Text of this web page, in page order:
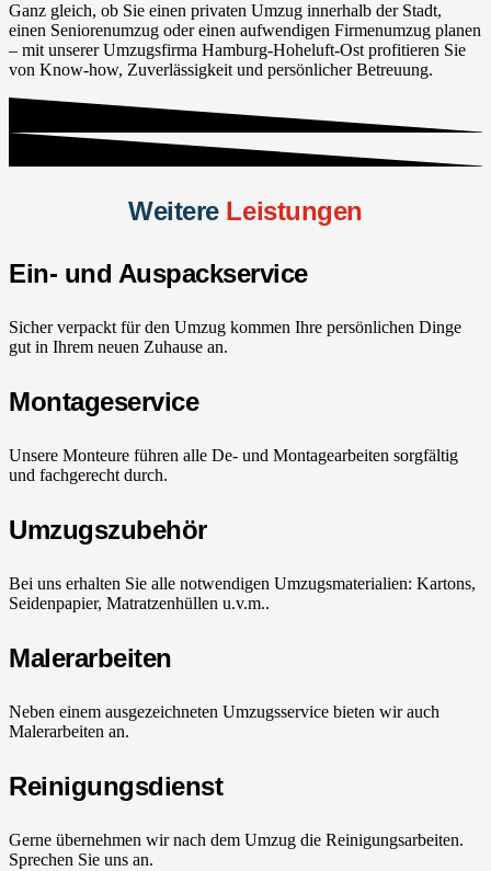
Ganz gleich, ob Sie einen privaten Umzug innerhalb der Stadt,
einen Seniorenumzug oder einen aufwendigen Firmenumzug planen
– mit unserer Umzugsfirma Hamburg-Hoheluft-Ost profitieren Sie
von Know-how, Zuverlässigkeit und persönlicher Betreuung.
Weitere Leistungen
Ein- und Auspackservice
Sicher verpackt für den Umzug kommen Ihre persönlichen Dinge
gut in Ihrem neuen Zuhause an.
Montageservice
Unsere Monteure führen alle De- und Montagearbeiten sorgfältig
und fachgerecht durch.
Umzugszubehör
Bei uns erhalten Sie alle notwendigen Umzugsmaterialien: Kartons,
Seidenpapier, Matratzenhüllen u.v.m..
Malerarbeiten
Neben einem ausgezeichneten Umzugsservice bieten wir auch
Malerarbeiten an.
Reinigungsdienst
Gerne übernehmen wir nach dem Umzug die Reinigungsarbeiten.
Sprechen Sie uns an.